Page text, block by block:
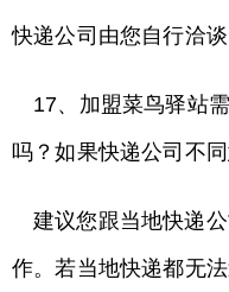
快递公司由您自行洽谈
17、加盟菜鸟驿站
吗？如果快递公司不
建议您跟当地快递
作。若当地快递都无